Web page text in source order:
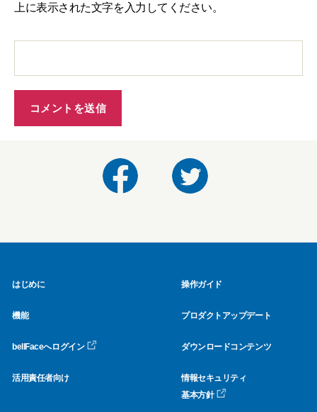
上に表示された文字を入力してください。
はじめに 操作ガイド
機能 プロダクトアップデート
bellFaceへログイン ダウンロードコンテンツ
活用責任者向け
情報セキュリティ
基本方針